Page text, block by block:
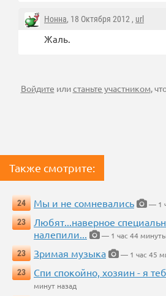
Нонна, 18 Октября 2012 , url
Жаль.
Войдите илистаньте участником,
Также смотрите:
24 Мы и не сомневались
— 1
23
Любят...наверное
налепили...
— 1 час 44
23
Зримая музыка
— 1 час 45
23
Спи спокойно, хозяин - я
минут назад